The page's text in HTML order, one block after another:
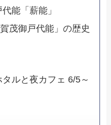
能「薪能」
茂御戸代能」の歴史
ルと夜カフェ 6/5～